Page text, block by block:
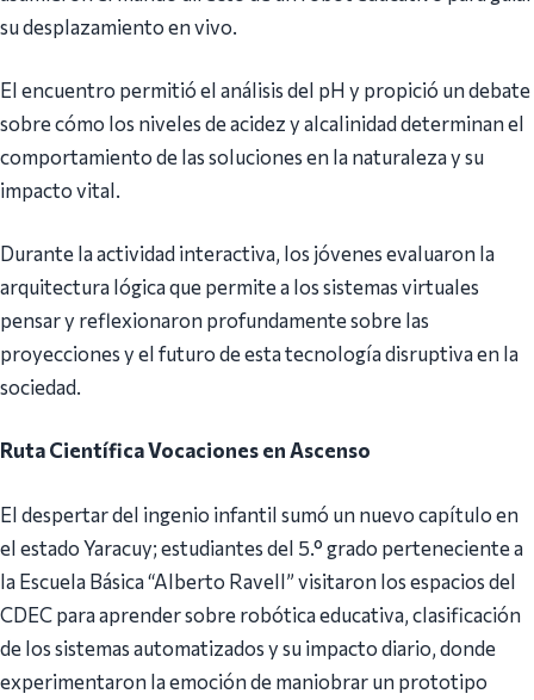
su desplazamiento en vivo.
El encuentro permitió el análisis del pH y propició un debate
sobre cómo los niveles de acidez y alcalinidad determinan el
comportamiento de las soluciones en la naturaleza y su
impacto vital.
Durante la actividad interactiva, los jóvenes evaluaron la
arquitectura lógica que permite a los sistemas virtuales
pensar y reflexionaron profundamente sobre las
proyecciones y el futuro de esta tecnología disruptiva en la
sociedad.
Ruta Científica Vocaciones en Ascenso
El despertar del ingenio infantil sumó un nuevo capítulo en
el estado Yaracuy; estudiantes del 5.° grado perteneciente a
la Escuela Básica “Alberto Ravell” visitaron los espacios del
CDEC para aprender sobre robótica educativa, clasificación
de los sistemas automatizados y su impacto diario, donde
experimentaron la emoción de maniobrar un prototipo